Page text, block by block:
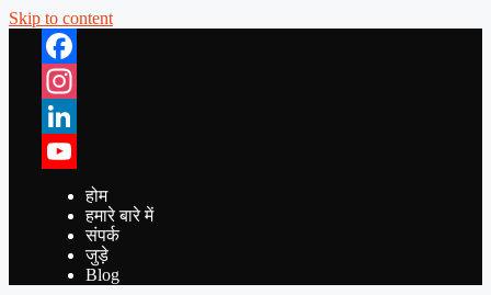
Skip to content
Facebook
Instagram
LinkedIn
YouTube
होम
हमारे बारे में
संपर्क
जुड़े
Blog